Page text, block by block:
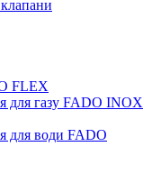
FLEX
для газу FADO INOX
для води FADO